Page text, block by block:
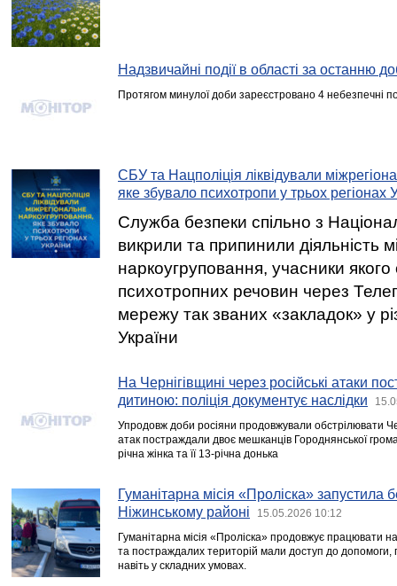
Надзвичайні події в області за останню
Протягом минулої доби зареєстровано 4 небезпечні
СБУ та Нацполіція ліквідували
яке збувало психотропи у трьох регіонах
Служба безпеки спільно з
викрили та припинили діяльність
наркоугруповання, учасники якого
психотропних речовин через
мережу так званих «закладок» у
України
На Чернігівщині через російські атаки
дитиною: поліція документує наслідки
Упродовж доби росіяни продовжували обстрілювати
атак постраждали двоє мешканців Городнянської
річна жінка та її 13-річна донька
Гуманітарна місія «Проліска»
Ніжинському районі
15.05.2026 10:12
Гуманітарна місія «Проліска» продовжує працювати
та постраждалих територій мали доступ до допомоги,
навіть у складних умовах.